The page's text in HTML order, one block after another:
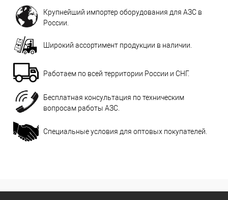
Крупнейший импортер оборудования для АЗС в
России.
Широкий ассортимент продукции в наличии.
Работаем по всей территории России и СНГ.
Бесплатная консультация по техническим
вопросам работы АЗС.
Специальные условия для оптовых покупателей.